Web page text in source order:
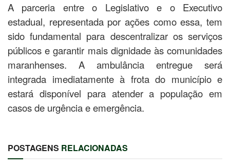
A parceria entre o Legislativo e o Executivo
estadual, representada por ações como essa, tem
sido fundamental para descentralizar os serviços
públicos e garantir mais dignidade às comunidades
maranhenses. A ambulância entregue será
integrada imediatamente à frota do município e
estará disponível para atender a população em
casos de urgência e emergência.
POSTAGENS RELACIONADAS